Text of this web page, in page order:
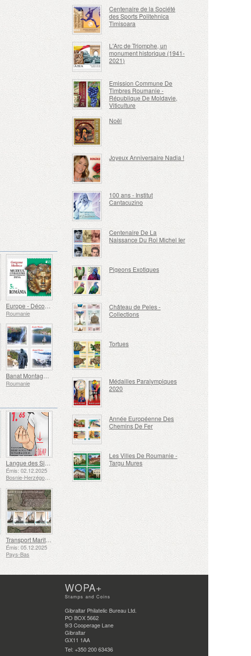
Europe - Découvertes Archéologiques Nationales
Roumanie
Banat Montagneux
Roumanie
Langue des Signes - Bien
Émis: 02.12.2025
Bosnie-Herzégovine - République de Srpska
Transport Maritime aux XVIIe et XVIIIe Siècles – Transport de Tourbe
Émis: 05.12.2025
Pays-Bas
Centenaire de la Société
des Sports Politehnica
Timisoara
L'Arc de Triomphe, un
monument historique (1941-
2021)
Emission Commune De
Timbres Roumanie -
République De Moldavie,
Viticulture
Noël
Joyeux Anniversaire Nadia !
100 ans - Institut
Cantacuzino
Centenaire De La
Naissance Du Roi Michel Ier
Pigeons Exotiques
Château de Peles -
Collections
Tortues
Médailles Paralympiques
2020
Année Européenne Des
Chemins De Fer
Les Villes De Roumanie -
Targu Mures
WOPA+
Stamps and Coins
Gibraltar Philatelic Bureau Ltd.
PO BOX 5662
9/3 Cooperage Lane
Gibraltar
GX11 1AA
Tel: +350 200 63436